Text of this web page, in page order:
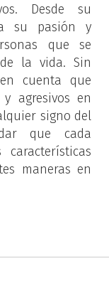
Desde su
su pasión y
que se
la vida. Sin
cuenta que
agresivos en
signo del
que cada
maneras en